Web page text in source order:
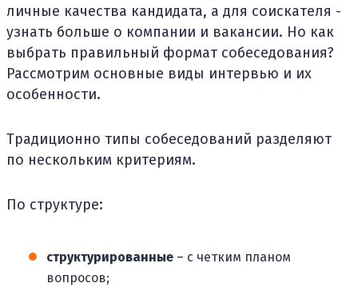
личные качества кандидата, а для соискателя -
узнать больше о компании и вакансии. Но как
выбрать правильный формат собеседования?
Рассмотрим основные виды интервью и их
особенности.
Традиционно типы собеседований разделяют
по нескольким критериям.
По структуре:
структурированные – с четким планом
вопросов;